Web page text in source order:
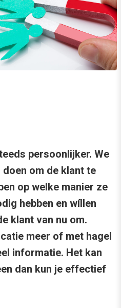
persoonlijker. We
om de klant te
op welke manier ze
hebben en wíllen
klant van nu om.
meer of met hagel
informatie. Het kan
dan kun je effectief